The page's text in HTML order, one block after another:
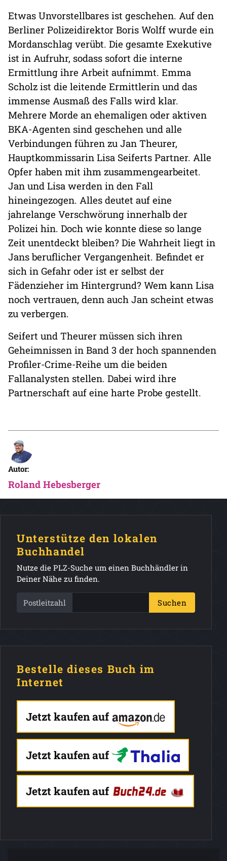
Etwas Unvorstellbares ist geschehen. Auf den
Berliner Polizeidirektor Boris Wolff wurde ein
Mordanschlag verübt. Die gesamte Exekutive
ist in Aufruhr, sodass sofort die interne
Ermittlung ihre Arbeit aufnimmt. Emma
Scholz ist die leitende Ermittlerin und das
immense Ausmaß des Falls wird klar.
Mehrere Morde an ehemaligen oder aktiven
BKA-Agenten sind geschehen und alle
Verbindungen führen zu Jan Theurer,
Hauptkommissarin Lisa Seiferts Partner. Alle
Opfer haben mit ihm zusammengearbeitet.
Jan und Lisa werden in den Fall
hineingezogen. Alles deutet auf eine
jahrelange Verschwörung innerhalb der
Polizei hin. Doch wie konnte diese so lange
Zeit unentdeckt bleiben? Die Wahrheit liegt in
Jans beruflicher Vergangenheit. Befindet er
sich in Gefahr oder ist er selbst der
Fädenzieher im Hintergrund? Wem kann Lisa
noch vertrauen, denn auch Jan scheint etwas
zu verbergen.
Seifert und Theurer müssen sich ihren
Geheimnissen in Band 3 der hoch spannenden
Profiler-Crime-Reihe um die beiden
Fallanalysten stellen. Dabei wird ihre
Partnerschaft auf eine harte Probe gestellt.
Autor:
Roland Hebesberger
Unterstütze den lokalen
Buchhandel
Nutze die PLZ-Suche um einen Buchhändler in
Deiner Nähe zu finden.
Postleitzahl Suchen
Bestelle dieses Buch im
Internet
Jetzt kaufen auf
Jetzt kaufen auf
Jetzt kaufen auf